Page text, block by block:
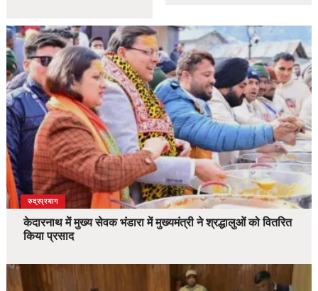
उत्तराखंड
देश
रुद्रप्रयाग
केदारनाथ में मुख्य सेवक भंडारा में मुख्यमंत्री ने श्रद्धालुओं को वितरित
किया प्रसाद